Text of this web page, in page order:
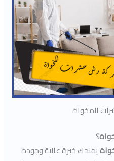
المخواة
يمنحك خبرة عالية وجودة